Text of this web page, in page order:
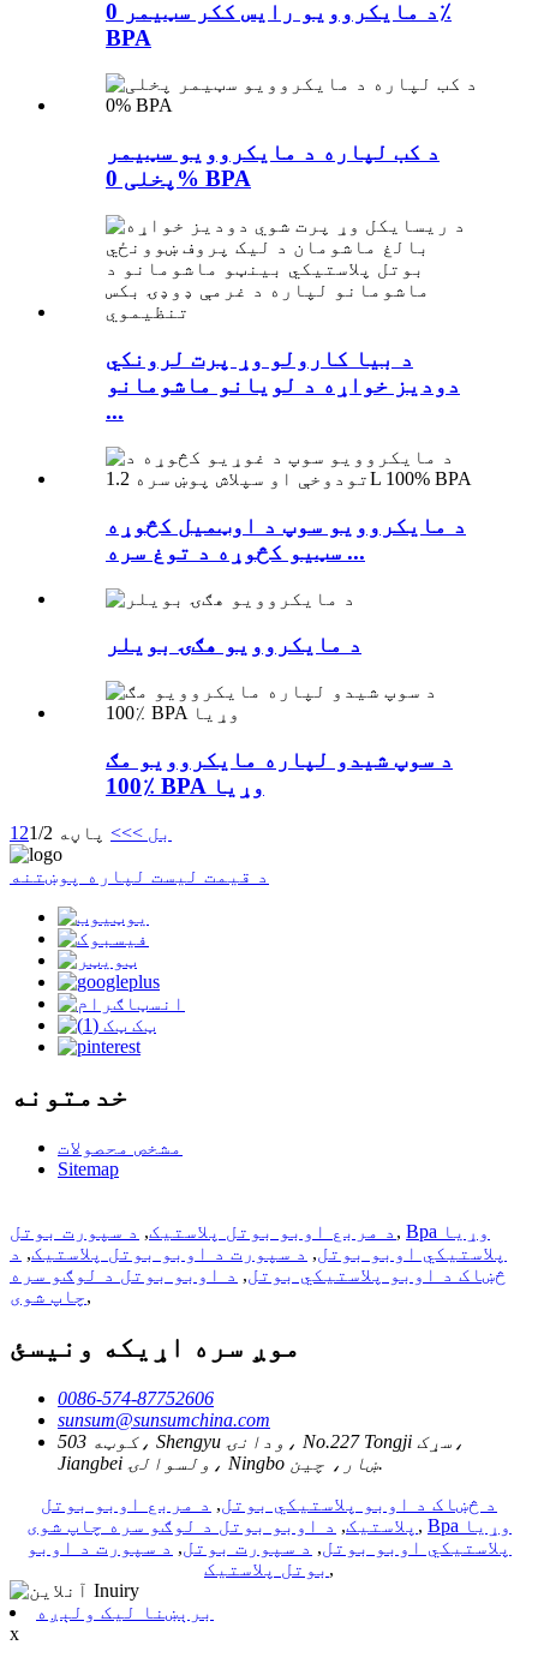
د مایکروویو رایس ککر سټیمر 0٪
BPA
د کب لپاره د مایکروویو سټیمر
پخلی 0% BPA
د بیا کارولو وړ پرت لرونکي
دودیز خواړه د لویانو ماشومانو
...
د مایکروویو سوپ د اوټمیل کڅوړه
سټیو کڅوړه د توغ سره ...
د مایکروویو هګۍ بویلر
د سوپ شیدو لپاره مایکروویو مګ
100٪ BPA وړیا
1 2 بل >>> پاڼه 1/2
د قیمت لیست لپاره پوښتنه
خدمتونه
مشخص محصولات
Sitemap
د مربع اوبو بوتل پلاستيک, د سپورت بوتل , Bpa وړیا
پلاستيکي اوبو بوتل, د سپورت د اوبو بوتل پلاستيک, د
څښاک د اوبو پلاستيکي بوتل, د اوبو بوتل د لوګو سره
چاپ شوی,
موږ سره اړیکه ونیسئ
0086-574-87752606
sunsum@sunsumchina.com
کوټه 503، Shengyu ودانۍ، No.227 Tongji سړک،
Jiangbei ولسوالۍ، Ningbo ښار، چین.
د څښاک د اوبو پلاستيکي بوتل, د مربع اوبو بوتل
پلاستيک, د اوبو بوتل د لوګو سره چاپ شوی , Bpa وړیا
پلاستيکي اوبو بوتل, د سپورت بوتل, د سپورت د اوبو
بوتل پلاستيک ,
برېښنا لیک ولېږه
x